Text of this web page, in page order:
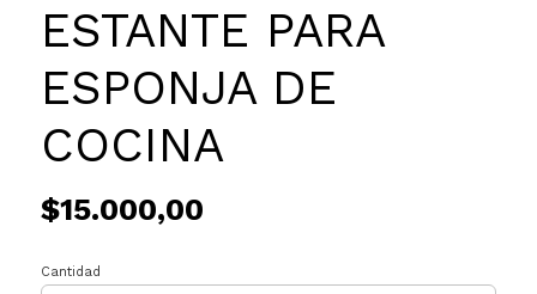
ESTANTE PARA
ESPONJA DE
COCINA
$15.000,00
Cantidad